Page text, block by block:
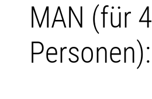
MAN (für 4
Personen):